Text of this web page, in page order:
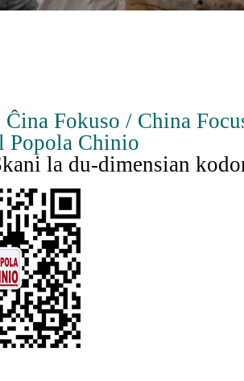
Ĉina Fokuso / China
Popola Chinio
la du-dimensian